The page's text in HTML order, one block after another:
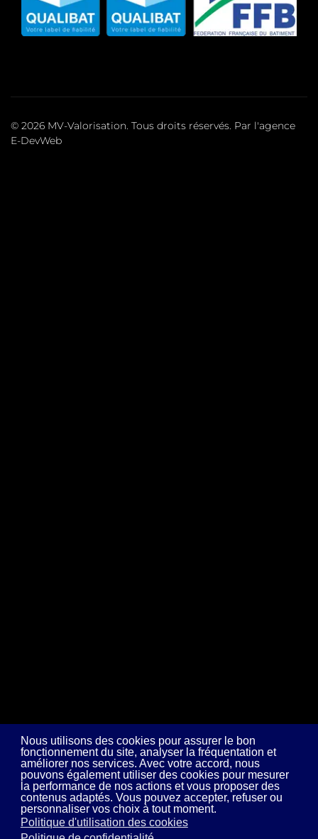
Nous utilisons des cookies pour assurer le bon
fonctionnement du site, analyser la fréquentation et
améliorer nos services. Avec votre accord, nous
pouvons également utiliser des cookies pour mesurer
la performance de nos actions et vous proposer des
contenus adaptés. Vous pouvez accepter, refuser ou
personnaliser vos choix à tout moment.
Politique d'utilisation des cookies
© 2026 MV-Valorisation. Tous droits réservés. Par l'agence
E-DevWeb